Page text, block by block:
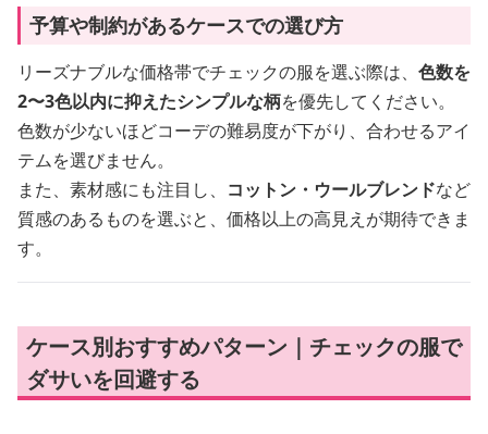
予算や制約があるケースでの選び方
リーズナブルな価格帯でチェックの服を選ぶ際は、 色数を
2〜3色以内に抑えたシンプルな柄を優先してください。
色数が少ないほどコーデの難易度が下がり、合わせるアイ
テムを選びません。
また、素材感にも注目し、 コットン・ウールブレンドなど
質感のあるものを選ぶと、価格以上の高見えが期待できま
す。
ケース別おすすめパターン｜チェックの服で
ダサいを回避する